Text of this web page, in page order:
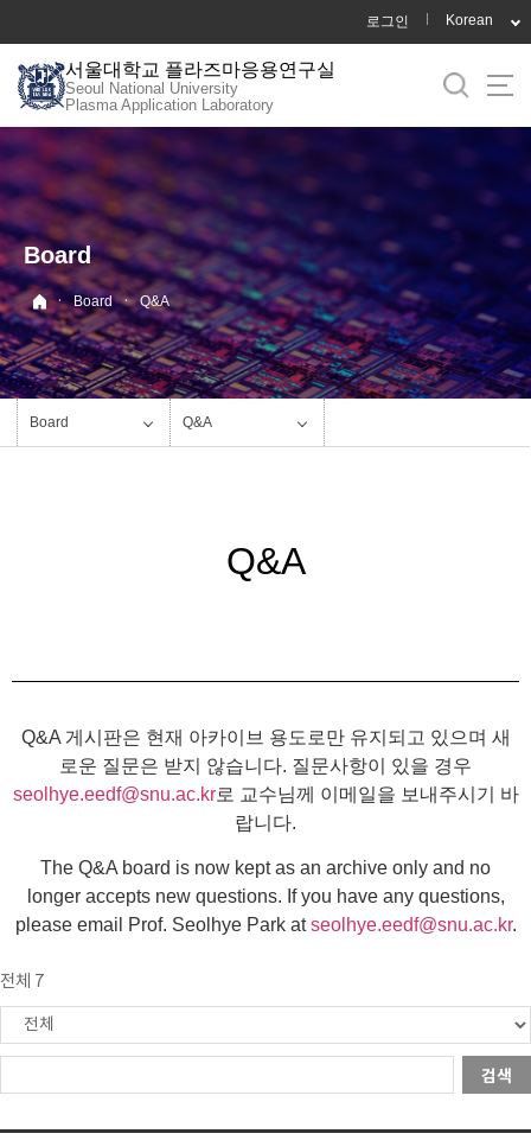
로
메
뉴
로그인 Korean
서울대학교 플라즈마응용연구실
Seoul National University
Plasma Application Laboratory
Board
· Board · Q&A
Board Q&A
Q&A
Q&A 게시판은 현재 아카이브 용도로만 유지되고 있으며 새
로운 질문은 받지 않습니다. 질문사항이 있을 경우
seolhye.eedf@snu.ac.kr로 교수님께 이메일을 보내주시기 바
랍니다.
The Q&A board is now kept as an archive only and no
longer accepts new questions. If you have any questions,
please email Prof. Seolhye Park atseolhye.eedf@snu.ac.kr.
전체 7
검색